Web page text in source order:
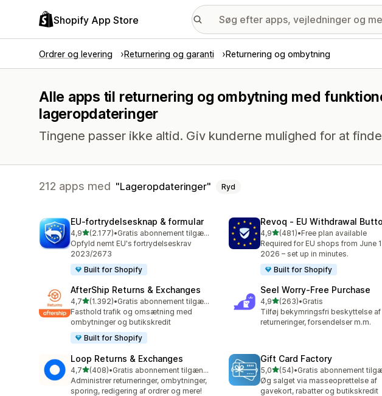
Shopify App Store
Ordrer og levering Returnering og garanti Returnering og ombytning
Alle apps til returnering og ombytning med
lageropdateringer
Tingene passer ikke altid. Giv kunderne mulighed for at
212 apps med Lageropdateringer Ryd
EU‑fortrydelsesknap & formular
4,9ud af 5 stjerner
(2.177)
2177 anmeldelser i alt
•
Gratis abonnement tilgængeligt
Opfyld nemt EU's fortrydelseskrav
2023/2673
Built for Shopify
Revoq ‑ EU Withdrawal
4,9ud af 5 stjerner
(481)
481 anmeldelser i alt
•Free plan available
Required for EU shops from June
2026 – set up in minutes.
Built for Shopify
AfterShip Returns & Exchanges
4,7ud af 5 stjerner
(1.392)
1392 anmeldelser i alt
•
Gratis abonnement tilgængeligt
Fasthold trafik og omsætning med
ombytninger og butikskredit
Built for Shopify
Seel Worry‑Free Purchase
4,9ud af 5 stjerner
(263)
263 anmeldelser i alt
•Gratis
Tilføj bekymringsfri beskyttelse af
returneringer, forsendelser m.m.
Loop Returns & Exchanges
4,7ud af 5 stjerner
(408)
408 anmeldelser i alt
•
Gratis abonnement tilgængeligt
Administrer returneringer, ombytninger,
sporing, redigering af ordrer og mere!
Gift Card Factory
5,0ud af 5 stjerner
(54)
54 anmeldelser i alt
•
Øg salget via masseoprettelse af
gavekort, rabatter og butikskredit